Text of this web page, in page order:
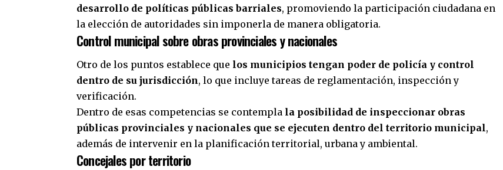
desarrollo de políticas públicas barriales, promoviendo la participación ciudadana en
la elección de autoridades sin imponerla de manera obligatoria.
Control municipal sobre obras provinciales y nacionales
Otro de los puntos establece que los municipios tengan poder de policía y control
dentro de su jurisdicción, lo que incluye tareas de reglamentación, inspección y
verificación.
Dentro de esas competencias se contempla la posibilidad de inspeccionar obras
públicas provinciales y nacionales que se ejecuten dentro del territorio municipal,
además de intervenir en la planificación territorial, urbana y ambiental.
Concejales por territorio